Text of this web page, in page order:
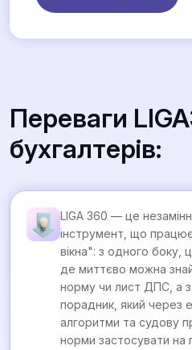
Переваги
бухгалтерів:
LIGA 360 — це
інструмент, що
вікна": з одного боку,
де миттєво можна
норму чи лист ДПС, а з
порадник, який через
алгоритми та судову
норми застосувати на